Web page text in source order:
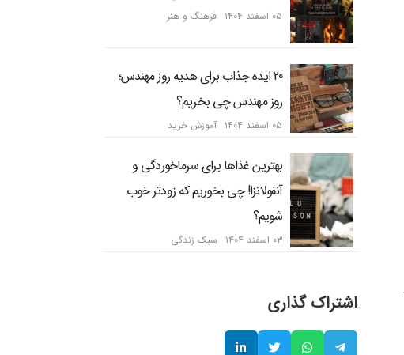
۰۵ اسفند ۱۴۰۴ فرهنگ و هنر
20 ایده جذاب برای هدیه روز مهندس؛
روز مهندس چی بخریم؟
۰۵ اسفند ۱۴۰۴ آموزش خرید
بهترین غذاها برای سرماخوردگی و
آنفولانزا! چی بخوریم که زودتر خوب
شویم؟
۰۳ اسفند ۱۴۰۴ سبک زندگی
اشتراک گذاری